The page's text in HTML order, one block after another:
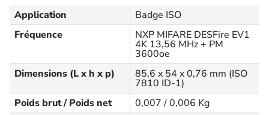
Application
Badge ISO
Fréquence
NXP MIFARE DESFire EV1
4K 13,56 MHz + PM
3600oe
Dimensions (L x h x p)
85,6 x 54 x 0,76 mm (ISO
7810 ID-1)
Poids brut / Poids net
0,007 / 0,006 Kg